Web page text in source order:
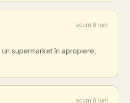
acum 8 luni
supermarket în apropiere,
acum 8 luni